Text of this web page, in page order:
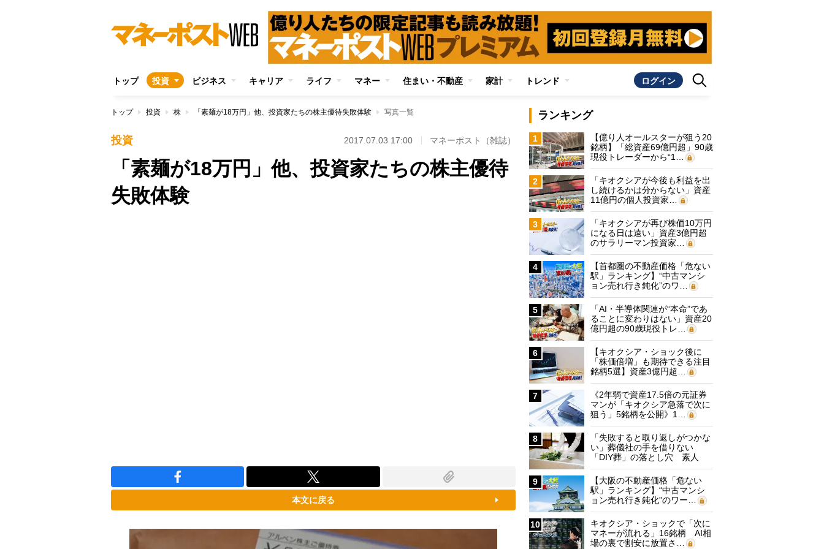
トップ 投資 ビジネス キャリア ライフ マネー 住まい・不動産 家計 トレンド ログイン
トップ 投資 株 「素麺が18万円」他、投資家たちの株主優待失敗体験 写真一覧
投資 2017.07.03 17:00 マネーポスト（雑誌）
「素麺が18万円」他、投資家たちの株主優待
失敗体験
本文に戻る
ランキング
1
【億り人オールスターが狙う20
銘柄】「総資産69億円超」90歳
現役トレーダーから“1…
2
「キオクシアが今後も利益を出
し続けるかは分からない」資産
11億円の個人投資家…
3
「キオクシアが再び株価10万円
になる日は遠い」資産3億円超
のサラリーマン投資家…
4
【首都圏の不動産価格「危ない
駅」ランキング】“中古マンシ
ョン売れ行き鈍化”のワ…
5
「AI・半導体関連が“本命”であ
ることに変わりはない」資産20
億円超の90歳現役トレ…
6
【キオクシア・ショック後に
「株価倍増」も期待できる注目
銘柄5選】資産3億円超…
7
《2年弱で資産17.5倍の元証券
マンが「キオクシア急落で次に
狙う」5銘柄を公開》1…
8
「失敗すると取り返しがつかな
い」葬儀社の手を借りない
「DIY葬」の落とし穴 素人
に…
9
【大阪の不動産価格「危ない
駅」ランキング】“中古マンシ
ョン売れ行き鈍化”のワー…
10
キオクシア・ショックで「次に
マネーが流れる」16銘柄 AI相
場の裏で割安に放置さ…